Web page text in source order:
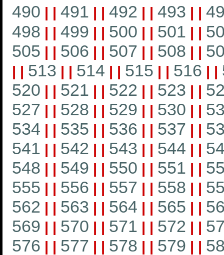
490 | | 491 | | 492 | | 493 | |
498 | | 499 | | 500 | | 501 | |
505 | | 506 | | 507 | | 508 | |
| | 513 | | 514 | | 515 | | 516 | |
520 | | 521 | | 522 | | 523 | |
527 | | 528 | | 529 | | 530 | |
534 | | 535 | | 536 | | 537 | |
541 | | 542 | | 543 | | 544 | |
548 | | 549 | | 550 | | 551 | |
555 | | 556 | | 557 | | 558 | |
562 | | 563 | | 564 | | 565 | |
569 | | 570 | | 571 | | 572 | |
576 | | 577 | | 578 | | 579 | |